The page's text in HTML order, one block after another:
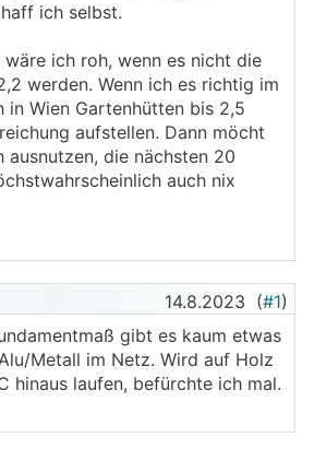
ich selbst.
ich roh, wenn es nicht die
werden. Wenn ich es richtig im
in Wien Gartenhütten bis 2,5
aufstellen. Dann möcht
ausnutzen, die nächsten 20
auch nix
14.8.2023 (#1)
gibt es kaum etwas
Metall im Netz. Wird auf Holz
hinaus laufen, befürchte ich mal.